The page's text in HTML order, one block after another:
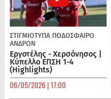
ΣΤΙΓΜΙΟΤΥΠΑ ΠΟΔΌΣΦΑΙΡΟ
ΑΝΔΡΏΝ
Εργοτέλης - Χερσόνησος |
Κύπελλο ΕΠΣΗ 1-4
(Highlights)
06/05/2026 | 17:00